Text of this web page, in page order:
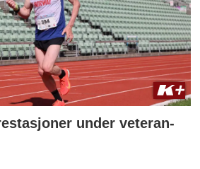
under veteran-